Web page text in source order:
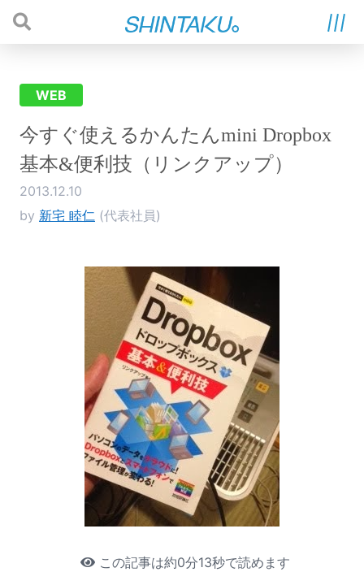
WEB
今すぐ使えるかんたんmini Dropbox
基本&便利技（リンクアップ）
2013.12.10
by 新宅 睦仁 (代表社員)
この記事は約0分13秒で読めます